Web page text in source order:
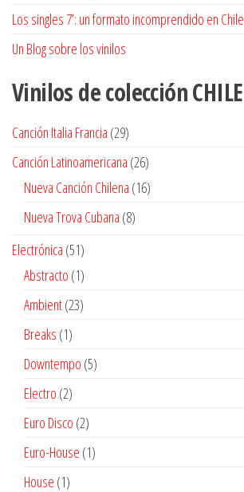
Los singles 7’: un formato incomprendido en Chile
Un Blog sobre los vinilos
Vinilos de colecciónCHILE
Canción Italia Francia 2929
productos
Canción Latinoamericana 2626
productos
Nueva Canción Chilena 1616
Nueva Trova Cubana 88
Electrónica 5151
productos
Abstracto 11
producto
Ambient 2323
Breaks 11
producto
Downtempo 55
Electro 22
productos
Euro Disco 22
productos
Euro-House 11
House 11